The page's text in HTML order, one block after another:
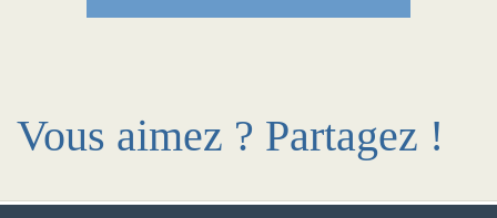
Vous aimez ? Partagez !